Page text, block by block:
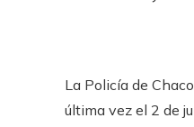
La Policía de
última vez el 2 de